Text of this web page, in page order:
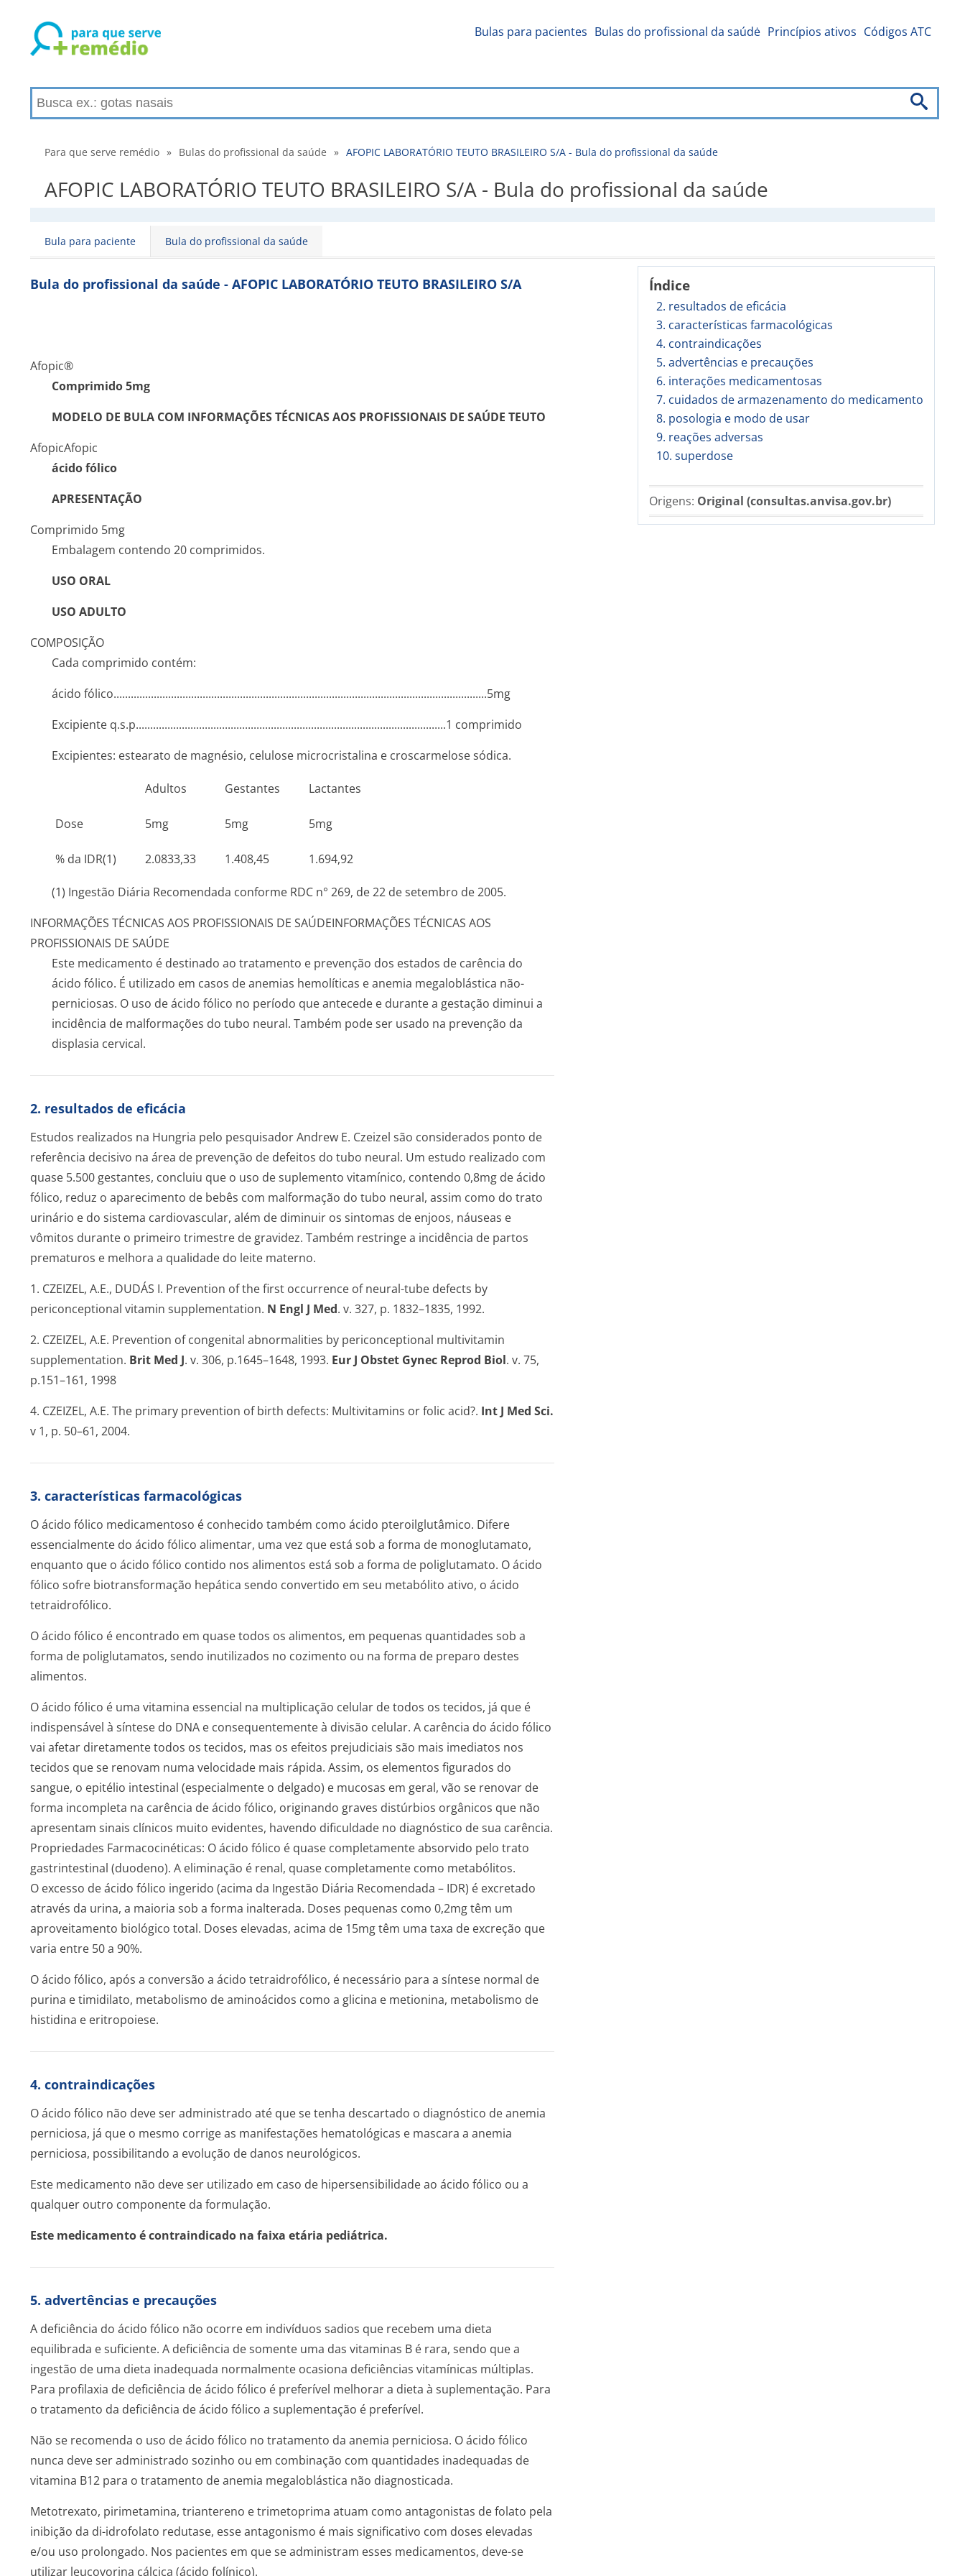
Bulas para pacientes Bulas do profissional da saúdė Princípios ativos Códigos ATC
Para que serve remédio » Bulas do profissional da saúde » AFOPIC LABORATÓRIO TEUTO BRASILEIRO S/A - Bula do profissional da saúde
AFOPIC LABORATÓRIO TEUTO BRASILEIRO S/A - Bula do profissional da saúde
Bula para paciente Bula do profissional da saúde
Índice
2. resultados de eficácia
3. características farmacológicas
4. contraindicações
5. advertências e precauções
6. interações medicamentosas
7. cuidados de armazenamento do medicamento
8. posologia e modo de usar
9. reações adversas
10. superdose
Origens: Original (consultas.anvisa.gov.br)
Bula do profissional da saúde - AFOPIC LABORATÓRIO TEUTO BRASILEIRO S/A
Afopic®
Comprimido 5mg
MODELO DE BULA COM INFORMAÇÕES TÉCNICAS AOS PROFISSIONAIS DE SAÚDE TEUTO
AfopicAfopic
ácido fólico
APRESENTAÇÃO
Comprimido 5mg
Embalagem contendo 20 comprimidos.
USO ORAL
USO ADULTO
COMPOSIÇÃO
Cada comprimido contém:
ácido fólico.......­.............­.............­.............­.............­.............­.............­.............­.............­.............­......5mg
Excipiente q.s.p........­.............­.............­.............­.............­.............­.............­.............­.........1 com­primido
Excipientes: estearato de magnésio, celulose microcristalina e croscarmelose sódica.
Adultos Gestantes Lactantes
Dose 5mg 5mg 5mg
% da IDR(1) 2.0833,33 1.408,45 1.694,92
(1) Ingestão Diária Recomendada conforme RDC n° 269, de 22 de setembro de 2005.
INFORMAÇÕES TÉCNICAS AOS PROFISSIONAIS DE SAÚDEINFORMAÇÕES TÉCNICAS AOS
PROFISSIONAIS DE SAÚDE
Este medicamento é destinado ao tratamento e prevenção dos estados de carência do
ácido fólico. É utilizado em casos de anemias hemolíticas e anemia megaloblástica não-
perniciosas. O uso de ácido fólico no período que antecede e durante a gestação diminui a
incidência de malformações do tubo neural. Também pode ser usado na prevenção da
displasia cervical.
2. resultados de eficácia
Estudos realizados na Hungria pelo pesquisador Andrew E. Czeizel são considerados ponto de
referência decisivo na área de prevenção de defeitos do tubo neural. Um estudo realizado com
quase 5.500 gestantes, concluiu que o uso de suplemento vitamínico, contendo 0,8mg de ácido
fólico, reduz o aparecimento de bebês com malformação do tubo neural, assim como do trato
urinário e do sistema cardiovascular, além de diminuir os sintomas de enjoos, náuseas e
vômitos durante o primeiro trimestre de gravidez. Também restringe a incidência de partos
prematuros e melhora a qualidade do leite materno.
1. CZEIZEL, A.E., DUDÁS I. Prevention of the first occurrence of neural-tube defects by
periconceptional vitamin supplementation. N Engl J Med. v. 327, p. 1832–1835, 1992.
2. CZEIZEL, A.E. Prevention of congenital abnormalities by periconceptional multivitamin
supplementation. Brit Med J. v. 306, p.1645–1648, 1993. Eur J Obstet Gynec Reprod Biol. v. 75,
p.151–161, 1998
4. CZEIZEL, A.E. The primary prevention of birth defects: Multivitamins or folic acid?. Int J Med Sci.
v 1, p. 50–61, 2004.
3. características farmacológicas
O ácido fólico medicamentoso é conhecido também como ácido pteroilglutâmico. Difere
essencialmente do ácido fólico alimentar, uma vez que está sob a forma de monoglutamato,
enquanto que o ácido fólico contido nos alimentos está sob a forma de poliglutamato. O ácido
fólico sofre biotransformação hepática sendo convertido em seu metabólito ativo, o ácido
tetraidrofólico.
O ácido fólico é encontrado em quase todos os alimentos, em pequenas quantidades sob a
forma de poliglutamatos, sendo inutilizados no cozimento ou na forma de preparo destes
alimentos.
O ácido fólico é uma vitamina essencial na multiplicação celular de todos os tecidos, já que é
indispensável à síntese do DNA e consequentemente à divisão celular. A carência do ácido fólico
vai afetar diretamente todos os tecidos, mas os efeitos prejudiciais são mais imediatos nos
tecidos que se renovam numa velocidade mais rápida. Assim, os elementos figurados do
sangue, o epitélio intestinal (especialmente o delgado) e mucosas em geral, vão se renovar de
forma incompleta na carência de ácido fólico, originando graves distúrbios orgânicos que não
apresentam sinais clínicos muito evidentes, havendo dificuldade no diagnóstico de sua carência.
Propriedades Farmacocinéticas: O ácido fólico é quase completamente absorvido pelo trato
gastrintestinal (duodeno). A eliminação é renal, quase completamente como metabólitos.
O excesso de ácido fólico ingerido (acima da Ingestão Diária Recomendada – IDR) é excretado
através da urina, a maioria sob a forma inalterada. Doses pequenas como 0,2mg têm um
aproveitamento biológico total. Doses elevadas, acima de 15mg têm uma taxa de excreção que
varia entre 50 a 90%.
O ácido fólico, após a conversão a ácido tetraidrofólico, é necessário para a síntese normal de
purina e timidilato, metabolismo de aminoácidos como a glicina e metionina, metabolismo de
histidina e eritropoiese.
4. contraindicações
O ácido fólico não deve ser administrado até que se tenha descartado o diagnóstico de anemia
perniciosa, já que o mesmo corrige as manifestações hematológicas e mascara a anemia
perniciosa, possibilitando a evolução de danos neurológicos.
Este medicamento não deve ser utilizado em caso de hipersensibilidade ao ácido fólico ou a
qualquer outro componente da formulação.
Este medicamento é contraindicado na faixa etária pediátrica.
5. advertências e precauções
A deficiência do ácido fólico não ocorre em indivíduos sadios que recebem uma dieta
equilibrada e suficiente. A deficiência de somente uma das vitaminas B é rara, sendo que a
ingestão de uma dieta inadequada normalmente ocasiona deficiências vitamínicas múltiplas.
Para profilaxia de deficiência de ácido fólico é preferível melhorar a dieta à suplementação. Para
o tratamento da deficiência de ácido fólico a suplementação é preferível.
Não se recomenda o uso de ácido fólico no tratamento da anemia perniciosa. O ácido fólico
nunca deve ser administrado sozinho ou em combinação com quantidades inadequadas de
vitamina B12 para o tratamento de anemia megaloblástica não diagnosticada.
Metotrexato, pirimetamina, triantereno e trimetoprima atuam como antagonistas de folato pela
inibição da di-idrofolato redutase, esse antagonismo é mais significativo com doses elevadas
e/ou uso prolongado. Nos pacientes em que se administram esses medicamentos, deve-se
utilizar leucovorina cálcica (ácido folínico).